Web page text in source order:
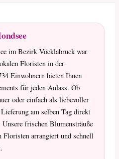
im Bezirk Vöcklabruck war
Floristen in der
Einwohnern bieten Ihnen
für jeden Anlass. Ob
oder einfach als liebevoller
am selben Tag direkt
frischen Blumensträuße
Floristen arrangiert und schnell